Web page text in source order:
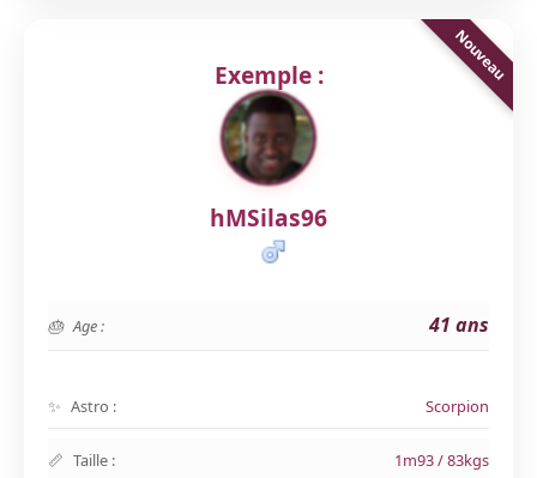
Exemple :
hMSilas96
Age : 41 ans
Astro : Scorpion
Taille : 1m93 / 83kgs